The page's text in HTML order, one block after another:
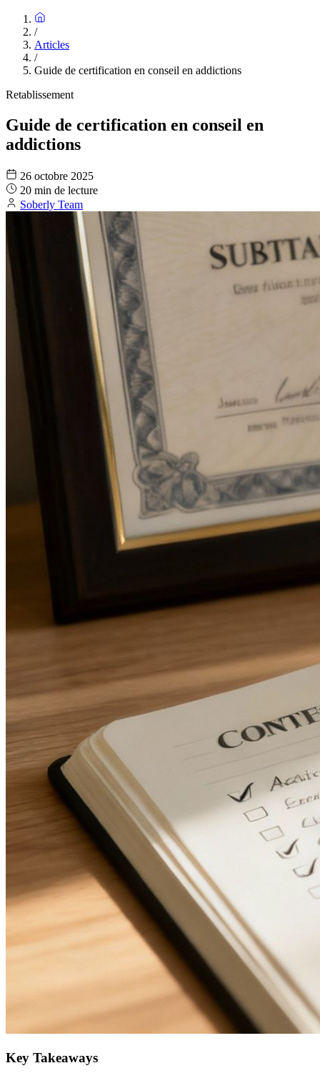
/
Articles
/
Guide de certification en conseil en addictions
Retablissement
Guide de certification en conseil en
addictions
26 octobre 2025
20 min de lecture
Soberly Team
Key Takeaways